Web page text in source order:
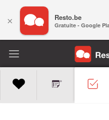
× Resto.be
Gratuite - Google